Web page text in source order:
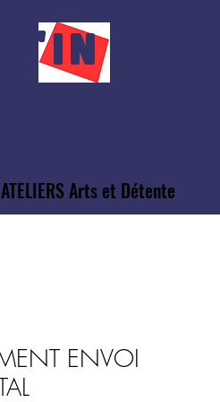
ATELIERS Arts et Détente
ENVOI